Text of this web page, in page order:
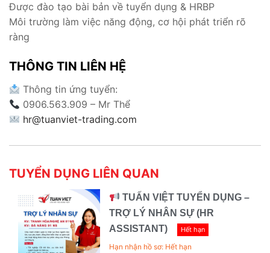
Được đào tạo bài bản về tuyển dụng & HRBP
Môi trường làm việc năng động, cơ hội phát triển rõ
ràng
THÔNG TIN LIÊN HỆ
Thông tin ứng tuyển:
0906.563.909 – Mr Thể
hr@tuanviet-trading.com
TUYỂN DỤNG LIÊN QUAN
TUẤN VIỆT TUYỂN DỤNG –
TRỢ LÝ NHÂN SỰ (HR
ASSISTANT)
Hết hạn
Hạn nhận hồ sơ: Hết hạn